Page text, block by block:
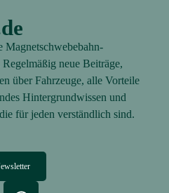
Magnetschwebebahn-
neue Beiträge,
über Fahrzeuge, alle Vorteile
Hintergrundwissen und
für jeden verständlich sind.